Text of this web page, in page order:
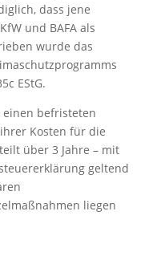
dass jene
und BAFA als
wurde das
EStG.
befristeten
Kosten für die
über 3 Jahre – mit
geltend
liegen